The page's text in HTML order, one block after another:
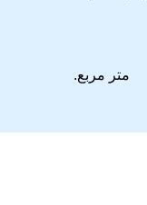
متر مربع.